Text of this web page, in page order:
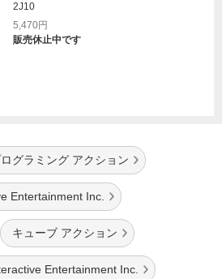
2J10
5,470円
販売休止中です
グラミング アクション
Entertainment Inc.
キューブ アクション
Entertainment Inc.